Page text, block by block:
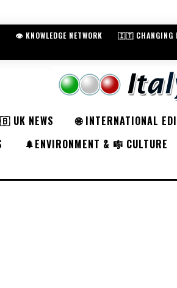
👁️ KNOWLEDGE NETWORK 🇮🇹 CHANGING
UK NEWS 🌐 INTERNATIONAL
🌲ENVIRONMENT & 🎼 CULTURE